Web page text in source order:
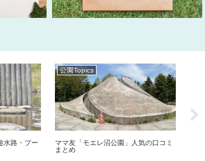
水路・プー
公園Topics
ママ友「モエレ沼公園」人気の口コミ
まとめ